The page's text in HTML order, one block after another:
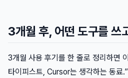
3개월 후, 어떤 도구를 쓰
3개월 사용 후기를 한 줄로 정리하면
타이피스트, Cursor는 생각하는 동료.”